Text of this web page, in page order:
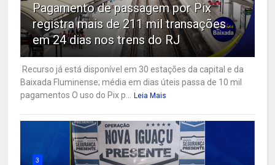
Pagamento de passagem por Pix
registra mais de 211 mil transações
em 24 dias nos trens do RJ
Recurso já está disponível em 30 estações da capital e da
Baixada Fluminense; média em dias úteis passa de 10 mil
pagamentos O uso do Pix p... Leia Mais
3